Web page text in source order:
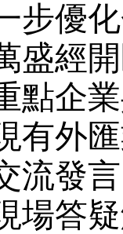
步優
盛經
點企
有外
流發
場答